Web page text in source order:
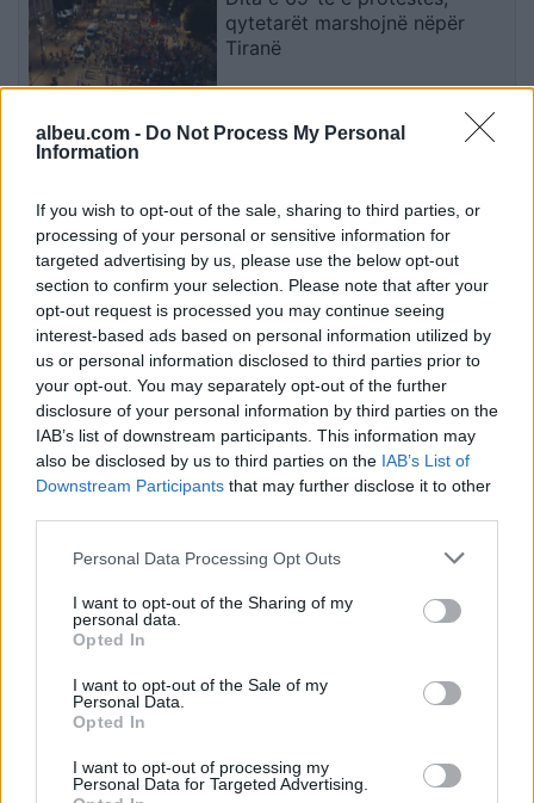
albeu.com - Do Not Process My Personal
Information
If you wish to opt-out of the sale, sharing to third parties, or
processing of your personal or sensitive information for
targeted advertising by us, please use the below opt-out
section to confirm your selection. Please note that after your
opt-out request is processed you may continue seeing
interest-based ads based on personal information utilized by
us or personal information disclosed to third parties prior to
your opt-out. You may separately opt-out of the further
disclosure of your personal information by third parties on the
IAB’s list of downstream participants. This information may
also be disclosed by us to third parties on the IAB’s List of
Downstream Participants that may further disclose it to other
Personal Data Processing Opt Outs
I want to opt-out of the Sharing of my
personal data.
Opted In
I want to opt-out of the Sale of my
Personal Data.
Opted In
I want to opt-out of processing my
Personal Data for Targeted Advertising.
qytetarët marshojnë nëpër
Tiranë
Goditjet ruse me dronë dhe
Esim for Global
for Turkey|Esim for Germany|Esim for Greece |